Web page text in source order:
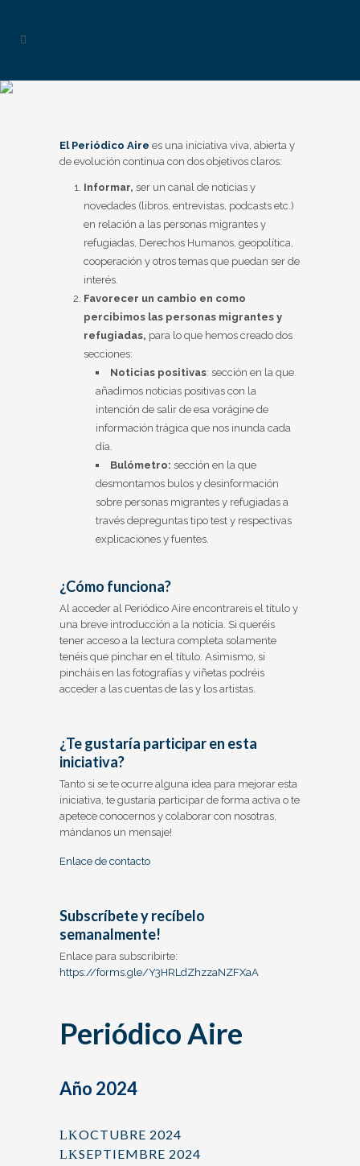
El Periódico Aire es una iniciativa viva, abierta y
de evolución continua con dos objetivos claros:
Informar, ser un canal de noticias y
novedades (libros, entrevistas, podcasts etc.)
en relación a las personas migrantes y
refugiadas, Derechos Humanos, geopolítica,
cooperación y otros temas que puedan ser de
interés.
Favorecer un cambio en como
percibimos las personas migrantes y
refugiadas, para lo que hemos creado dos
secciones:
Noticias positivas: sección en la que
añadimos noticias positivas con la
intención de salir de esa vorágine de
información trágica que nos inunda cada
día.
Bulómetro: sección en la que
desmontamos bulos y desinformación
sobre personas migrantes y refugiadas a
través depreguntas tipo test y respectivas
explicaciones y fuentes.
¿Cómo funciona?
Al acceder al Periódico Aire encontrareis el título y
una breve introducción a la noticia. Si queréis
tener acceso a la lectura completa solamente
tenéis que pinchar en el título. Asimismo, si
pincháis en las fotografías y viñetas podréis
acceder a las cuentas de las y los artistas.
¿Te gustaría participar en esta
iniciativa?
Tanto si se te ocurre alguna idea para mejorar esta
iniciativa, te gustaría participar de forma activa o te
apetece conocernos y colaborar con nosotras,
mándanos un mensaje!
Enlace de contacto
Subscríbete y recíbelo
semanalmente!
Enlace para subscribirte:
https://forms.gle/Y3HRLdZhzzaNZFXaA
Periódico Aire
Año 2024
OCTUBRE 2024
SEPTIEMBRE 2024